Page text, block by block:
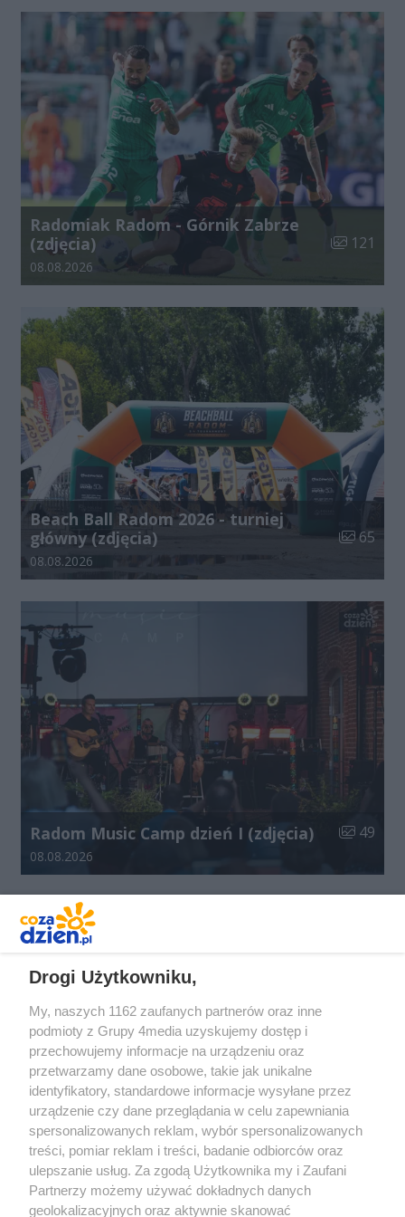
Radomiak Radom - Górnik Zabrze
(zdjęcia)
Liczba
121
Data dodania galerii:
08.08.2026
Beach Ball Radom 2026 - turniej
główny (zdjęcia)
Liczba
65
Data dodania galerii:
08.08.2026
Radom Music Camp dzień I (zdjęcia) Liczba
49
Data dodania galerii:
08.08.2026
Redakcja Reklama Prywatność
Praca Łódź
the:protocol
Drogi Użytkowniku,
My, naszych 1162 zaufanych partnerów oraz inne
podmioty z Grupy 4media uzyskujemy dostęp i
przechowujemy informacje na urządzeniu oraz
przetwarzamy dane osobowe, takie jak unikalne
identyfikatory, standardowe informacje wysyłane przez
urządzenie czy dane przeglądania w celu zapewniania
spersonalizowanych reklam, wybór spersonalizowanych
treści, pomiar reklam i treści, badanie odbiorców oraz
ulepszanie usług. Za zgodą Użytkownika my i Zaufani
Partnerzy możemy używać dokładnych danych
geolokalizacyjnych oraz aktywnie skanować